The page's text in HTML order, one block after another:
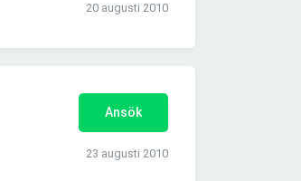
20 augusti 2010
Ansök
23 augusti 2010